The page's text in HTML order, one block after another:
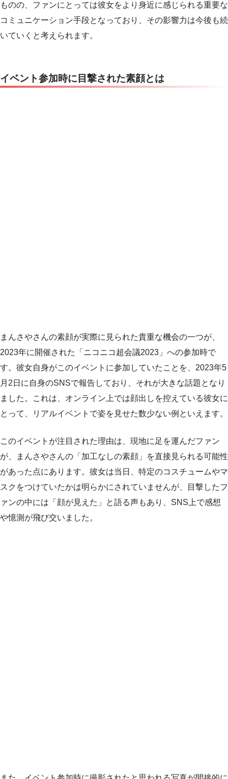
ものの、ファンにとっては彼女をより身近に感じられる重要な
コミュニケーション手段となっており、その影響力は今後も続
いていくと考えられます。
イベント参加時に目撃された素顔とは
まんさやさんの素顔が実際に見られた貴重な機会の一つが、
2023年に開催された「ニコニコ超会議2023」への参加時で
す。彼女自身がこのイベントに参加していたことを、2023年5
月2日に自身のSNSで報告しており、それが大きな話題となり
ました。これは、オンライン上では顔出しを控えている彼女に
とって、リアルイベントで姿を見せた数少ない例といえます。
このイベントが注目された理由は、現地に足を運んだファン
が、まんさやさんの「加工なしの素顔」を直接見られる可能性
があった点にあります。彼女は当日、特定のコスチュームやマ
スクをつけていたかは明らかにされていませんが、目撃したフ
ァンの中には「顔が見えた」と語る声もあり、SNS上で感想
や憶測が飛び交いました。